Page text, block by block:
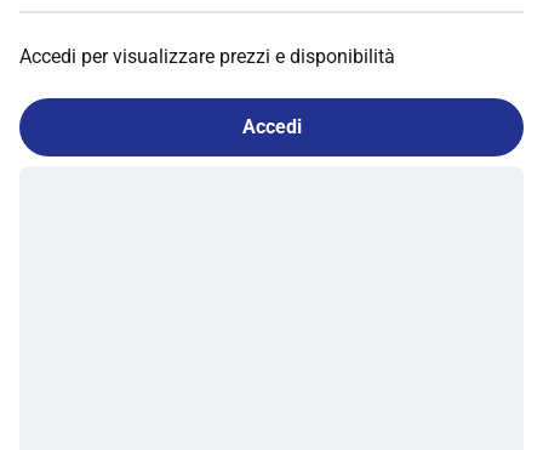
Accedi per visualizzare prezzi e disponibilità
Accedi